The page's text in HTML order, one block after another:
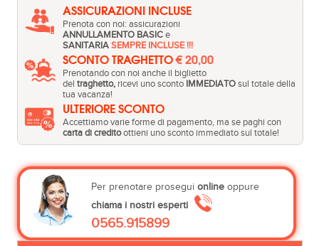
ASSICURAZIONI INCLUSE
Prenota con noi: assicurazioni
ANNULLAMENTO BASIC e
SANITARIA SEMPRE INCLUSE !!!
SCONTO TRAGHETTO€ 20,00
Prenotando con noi anche il biglietto
del traghetto, ricevi uno sconto IMMEDIATO sul totale della
tua vacanza!
ULTERIORE SCONTO
Accettiamo varie forme di pagamento, ma se paghi con
carta di creditoottieni uno sconto immediato sul totale!
Per prenotare prosegui onlineoppure
chiama i nostri esperti
0565.915899